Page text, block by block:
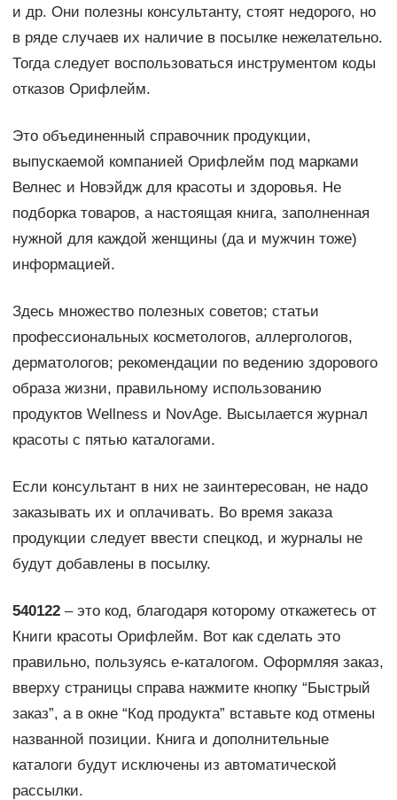
и др. Они полезны консультанту, стоят недорого, но
в ряде случаев их наличие в посылке нежелательно.
Тогда следует воспользоваться инструментом коды
отказов Орифлейм.
Это объединенный справочник продукции,
выпускаемой компанией Орифлейм под марками
Велнес и Новэйдж для красоты и здоровья. Не
подборка товаров, а настоящая книга, заполненная
нужной для каждой женщины (да и мужчин тоже)
информацией.
Здесь множество полезных советов; статьи
профессиональных косметологов, аллергологов,
дерматологов; рекомендации по ведению здорового
образа жизни, правильному использованию
продуктов Wellness и NovAge. Высылается журнал
красоты с пятью каталогами.
Если консультант в них не заинтересован, не надо
заказывать их и оплачивать. Во время заказа
продукции следует ввести спецкод, и журналы не
будут добавлены в посылку.
540122– это код, благодаря которому откажетесь от
Книги красоты Орифлейм. Вот как сделать это
правильно, пользуясь е-каталогом. Оформляя заказ,
вверху страницы справа нажмите кнопку “Быстрый
заказ”, а в окне “Код продукта” вставьте код отмены
названной позиции. Книга и дополнительные
каталоги будут исключены из автоматической
рассылки.